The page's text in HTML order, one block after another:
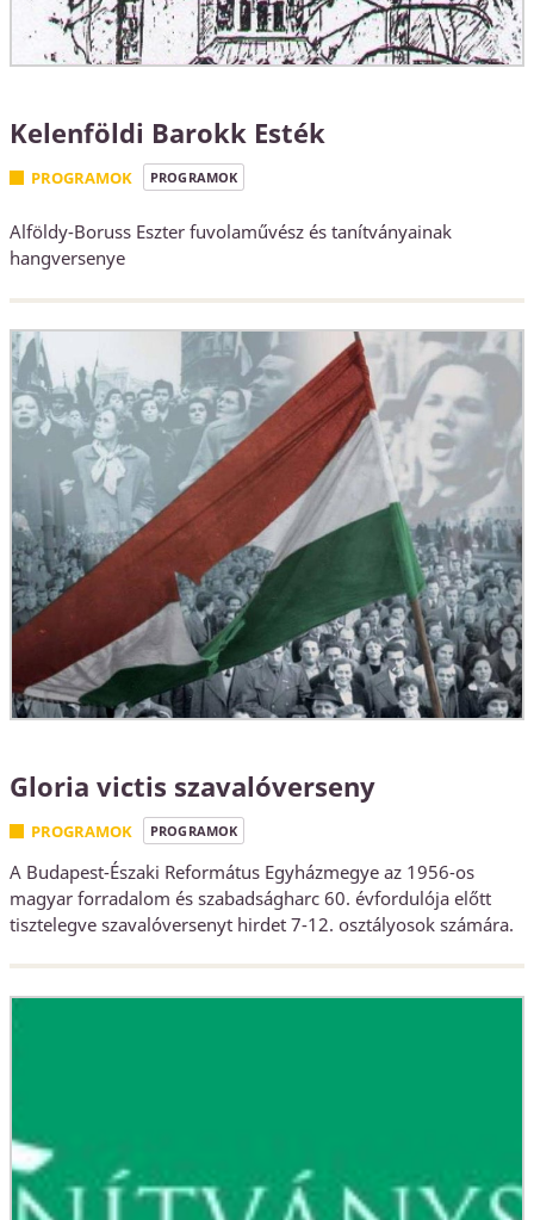
Kelenföldi Barokk Esték
PROGRAMOK PROGRAMOK
Alföldy-Boruss Eszter fuvolaművész és tanítványainak
hangversenye
Gloria victis szavalóverseny
PROGRAMOK PROGRAMOK
A Budapest-Északi Református Egyházmegye az 1956-os
magyar forradalom és szabadságharc 60. évfordulója előtt
tisztelegve szavalóversenyt hirdet 7-12. osztályosok számára.